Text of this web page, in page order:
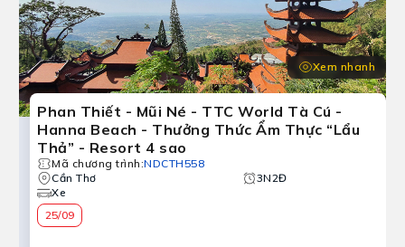
Xem nhanh
Phan Thiết - Mũi Né - TTC World Tà Cú -
Hanna Beach - Thưởng Thức Ẩm Thực “Lẩu
Thả” - Resort 4 sao
Mã chương trình:NDCTH558
Cần Thơ
3N2Đ
Xe
25/09